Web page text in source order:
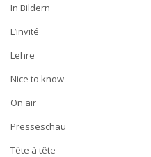
In Bildern
L’invité
Lehre
Nice to know
On air
Presseschau
Tête à tête